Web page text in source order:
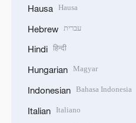
Hausa Hausa
Hebrew עברית
Hindi हिन्दी
Hungarian Magyar
Indonesian Bahasa Indonesia
Italian Italiano